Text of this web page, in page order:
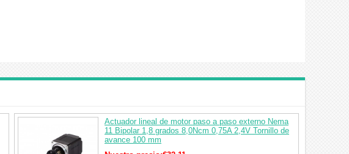
Actuador lineal de motor paso a paso externo Nema
11 Bipolar 1,8 grados 8,0Ncm 0,75A 2,4V Tornillo de
avance 100 mm